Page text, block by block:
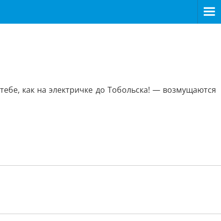
как на электричке до Тобольска! — возмущаются